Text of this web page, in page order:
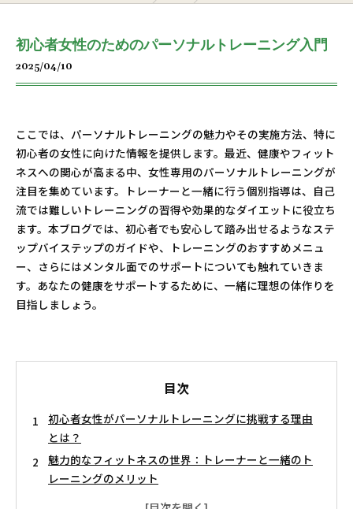
初心者女性のためのパーソナルトレーニング入門
2025/04/10
ここでは、パーソナルトレーニングの魅力やその実施方法、特に
初心者の女性に向けた情報を提供します。最近、健康やフィット
ネスへの関心が高まる中、女性専用のパーソナルトレーニングが
注目を集めています。トレーナーと一緒に行う個別指導は、自己
流では難しいトレーニングの習得や効果的なダイエットに役立ち
ます。本ブログでは、初心者でも安心して踏み出せるようなステ
ップバイステップのガイドや、トレーニングのおすすめメニュ
ー、さらにはメンタル面でのサポートについても触れていきま
す。あなたの健康をサポートするために、一緒に理想の体作りを
目指しましょう。
目次
初心者女性がパーソナルトレーニングに挑戦する理由
とは？
魅力的なフィットネスの世界：トレーナーと一緒のト
レーニングのメリット
安心して始める！初心者女性のためのステップバイス